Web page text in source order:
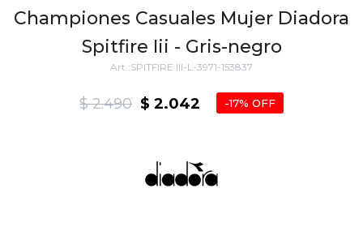
Championes Casuales Mujer Diadora
Spitfire Iii - Gris-negro
SPITFIRE III-L-3971-153837
$ 2.042
$ 2.490 17